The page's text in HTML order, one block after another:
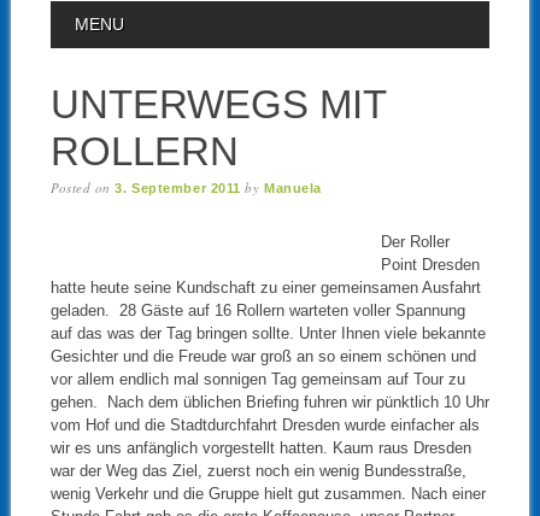
MAIN MENU
MENU
UNTERWEGS MIT
ROLLERN
Posted on3. September 2011 byManuela
Der Roller
Point Dresden
hatte heute seine Kundschaft zu einer gemeinsamen Ausfahrt
geladen. 28 Gäste auf 16 Rollern warteten voller Spannung
auf das was der Tag bringen sollte. Unter Ihnen viele bekannte
Gesichter und die Freude war groß an so einem schönen und
vor allem endlich mal sonnigen Tag gemeinsam auf Tour zu
gehen. Nach dem üblichen Briefing fuhren wir pünktlich 10 Uhr
vom Hof und die Stadtdurchfahrt Dresden wurde einfacher als
wir es uns anfänglich vorgestellt hatten. Kaum raus Dresden
war der Weg das Ziel, zuerst noch ein wenig Bundesstraße,
wenig Verkehr und die Gruppe hielt gut zusammen. Nach einer